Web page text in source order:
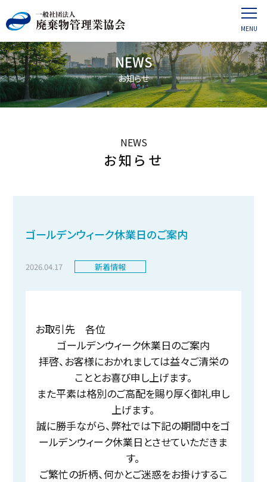
NEWS
お知らせ
NEWS
お知らせ
ゴールデンウィーク休業日のご案内
2026.04.17 新着情報
お取引先 各位
ゴールデンウィーク休業日のご案内
拝啓、お客様におかれましては益々ご清栄の
こととお喜び申し上げます。
また平素は格別のご高配を賜り厚く御礼申し
上げます。
誠に勝手ながら、弊社では下記の期間中をゴ
ールデンウィーク休業日とさせていただきま
す。
ご繁忙の折柄、何かとご迷惑をお掛けするこ